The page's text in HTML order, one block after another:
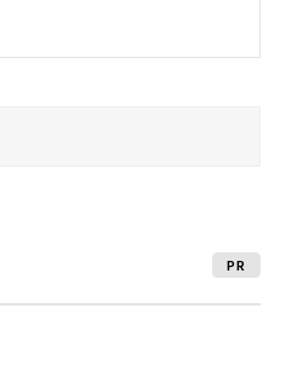
PR